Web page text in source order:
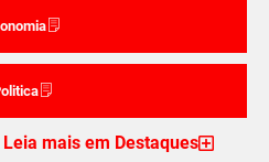
Leia mais em Destaques